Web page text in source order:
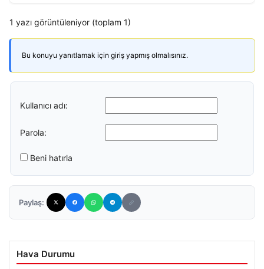
1 yazı görüntüleniyor (toplam 1)
Bu konuyu yanıtlamak için giriş yapmış olmalısınız.
Kullanıcı adı:
Parola:
Beni hatırla
Paylaş:
Hava Durumu